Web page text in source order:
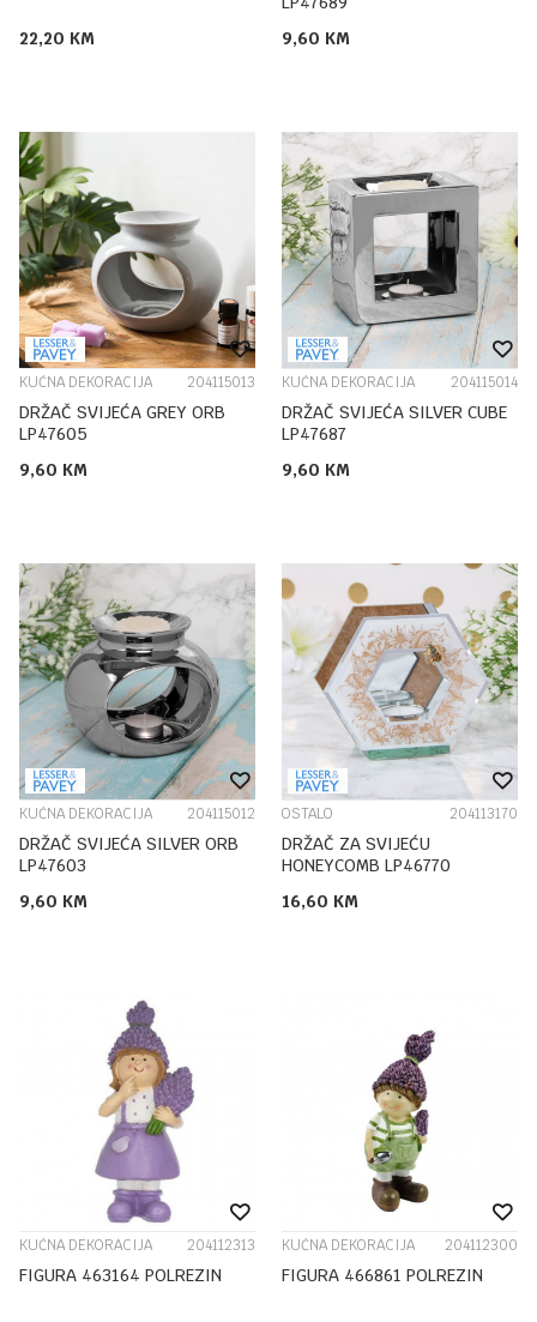
22,20 KM
9,60 KM
KUĆNA DEKORACIJA 204115013
DRŽAČ SVIJEĆA GREY ORB
LP47605
9,60 KM
KUĆNA DEKORACIJA 204115014
DRŽAČ SVIJEĆA SILVER CUBE
LP47687
9,60 KM
KUĆNA DEKORACIJA 204115012
DRŽAČ SVIJEĆA SILVER ORB
LP47603
9,60 KM
OSTALO 204113170
DRŽAČ ZA SVIJEĆU
HONEYCOMB LP46770
16,60 KM
KUĆNA DEKORACIJA 204112313
FIGURA 463164 POLREZIN
KUĆNA DEKORACIJA 204112300
FIGURA 466861 POLREZIN